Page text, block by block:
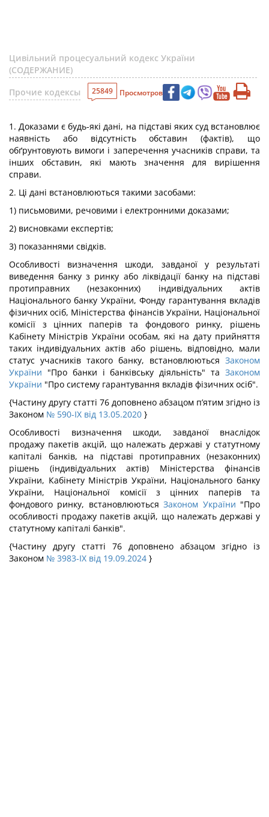
Цивільний процесуальний кодекс України
(СОДЕРЖАНИЕ)
Прочие кодексы
25849 Просмотров
1. Доказами є будь-які дані, на підставі яких суд встановлює
наявність або відсутність обставин (фактів), що
обґрунтовують вимоги і заперечення учасників справи, та
інших обставин, які мають значення для вирішення
справи.
2. Ці дані встановлюються такими засобами:
1) письмовими, речовими і електронними доказами;
2) висновками експертів;
3) показаннями свідків.
Особливості визначення шкоди, завданої у результаті
виведення банку з ринку або ліквідації банку на підставі
протиправних (незаконних) індивідуальних актів
Національного банку України, Фонду гарантування вкладів
фізичних осіб, Міністерства фінансів України, Національної
комісії з цінних паперів та фондового ринку, рішень
Кабінету Міністрів України особам, які на дату прийняття
таких індивідуальних актів або рішень, відповідно, мали
статус учасників такого банку, встановлюються Законом
України "Про банки і банківську діяльність" та Законом
України "Про систему гарантування вкладів фізичних осіб".
{Частину другу статті 76 доповнено абзацом п’ятим згідно із
Законом № 590-IX від 13.05.2020 }
Особливості визначення шкоди, завданої внаслідок
продажу пакетів акцій, що належать державі у статутному
капіталі банків, на підставі протиправних (незаконних)
рішень (індивідуальних актів) Міністерства фінансів
України, Кабінету Міністрів України, Національного банку
України, Національної комісії з цінних паперів та
фондового ринку, встановлюютьсяЗаконом України "Про
особливості продажу пакетів акцій, що належать державі у
статутному капіталі банків".
{Частину другу статті 76 доповнено абзацом згідно із
Законом № 3983-IX від 19.09.2024 }